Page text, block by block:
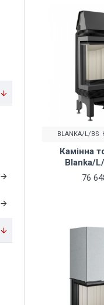
BLANKA/L/BS
Камінна
Blanka/
76